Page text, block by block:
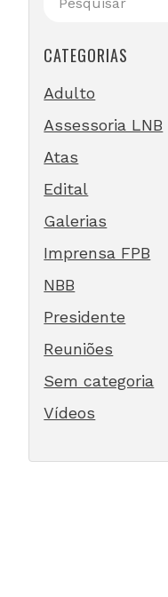
CATEGORIAS
Adulto
Assessoria LNB
Atas
Edital
Galerias
Imprensa FPB
NBB
Presidente
Reuniões
Sem categoria
Vídeos